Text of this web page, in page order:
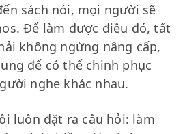
sách nói, mọi người sẽ
Để làm được điều đó, tất
không ngừng nâng cấp,
để có thể chinh phục
nghe khác nhau.
luôn đặt ra câu hỏi: làm